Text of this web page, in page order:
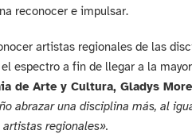
reconocer e impulsar.
artistas regionales de las
espectro a fin de llegar a la
de Arte y Cultura, Gladys
abrazar una disciplina más, al
regionales».